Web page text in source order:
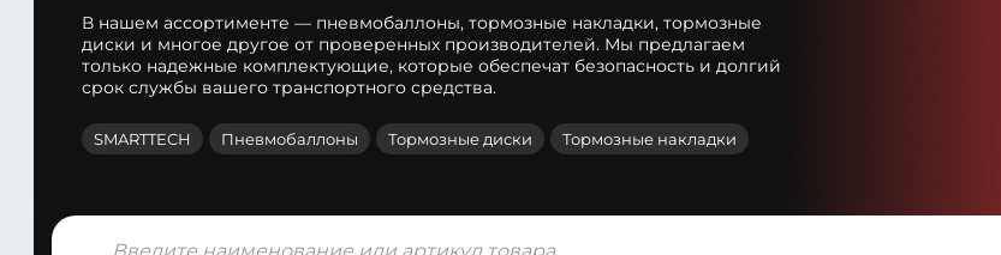
В нашем ассортименте — пневмобаллоны, тормозные накладки, тормозные
диски и многое другое от проверенных производителей. Мы предлагаем
только надежные комплектующие, которые обеспечат безопасность и долгий
срок службы вашего транспортного средства.
SMARTTECH Пневмобаллоны Тормозные диски Тормозные накладки
Поиск
товаров